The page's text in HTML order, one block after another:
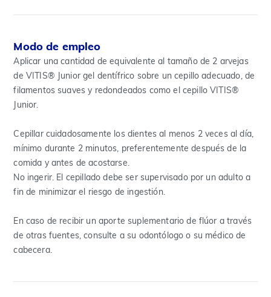
Modo de empleo
Aplicar una cantidad de equivalente al tamaño de 2 arvejas
de VITIS® Junior gel dentífrico sobre un cepillo adecuado, de
filamentos suaves y redondeados como el cepillo VITIS®
Junior.
Cepillar cuidadosamente los dientes al menos 2 veces al día,
mínimo durante 2 minutos, preferentemente después de la
comida y antes de acostarse.
No ingerir. El cepillado debe ser supervisado por un adulto a
fin de minimizar el riesgo de ingestión.
En caso de recibir un aporte suplementario de flúor a través
de otras fuentes, consulte a su odontólogo o su médico de
cabecera.